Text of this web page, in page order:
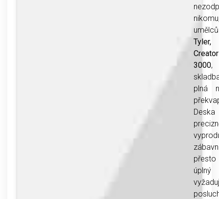
Creator
3000,
plná
úplný